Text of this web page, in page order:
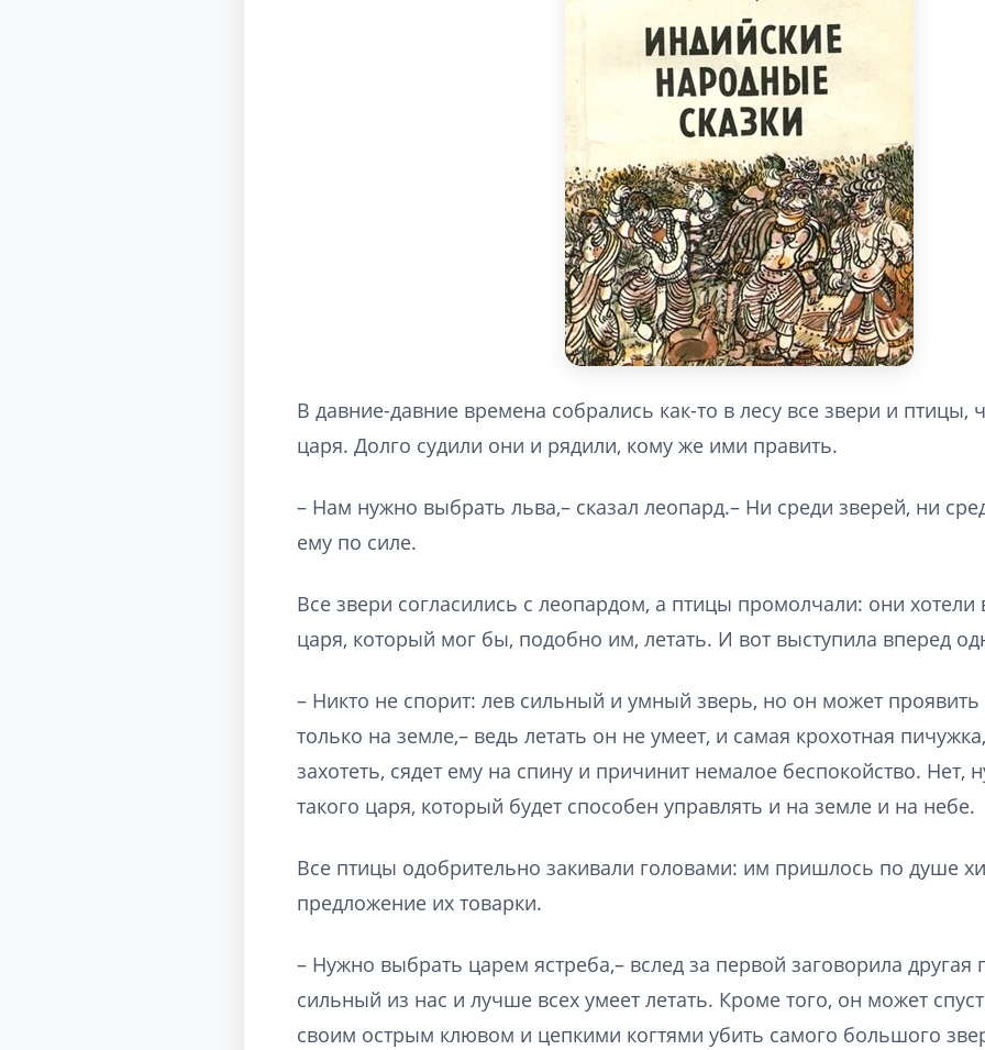
В давние-давние времена собрались как-то в лесу все звери и птицы,
царя. Долго судили они и рядили, кому же ими править.
– Нам нужно выбрать льва,– сказал леопард.– Ни среди зверей, ни
ему по силе.
Все звери согласились с леопардом, а птицы промолчали: они хотели
царя, который мог бы, подобно им, летать. И вот выступила вперед
– Никто не спорит: лев сильный и умный зверь, но он может
только на земле,– ведь летать он не умеет, и самая крохотная
захотеть, сядет ему на спину и причинит немалое беспокойство. Нет,
такого царя, который будет способен управлять и на земле и на небе.
Все птицы одобрительно закивали головами: им пришлось по душе
предложение их товарки.
– Нужно выбрать царем ястреба,– вслед за первой заговорила
сильный из нас и лучше всех умеет летать. Кроме того, он может
своим острым клювом и цепкими когтями убить самого большого